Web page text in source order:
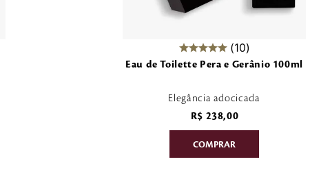
10
Eau de Toilette Pera e Gerânio 100ml
Elegância adocicada
R$ 238,00